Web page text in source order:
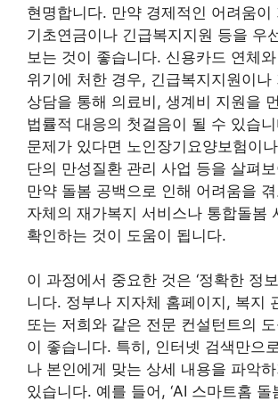
현명합니다. 만약 경제적인 어려움이
기초연금이나 긴급복지지원 등을 우
보는 것이 좋습니다. 신용카드 연체
위기에 처한 경우, 긴급복지지원이나
상담을 통해 의료비, 생계비 지원을
법률적 대응의 첫걸음이 될 수 있습
문제가 있다면 노인장기요양보험이
단의 만성질환 관리 사업 등을 살펴
만약 돌봄 공백으로 인해 어려움을
자체의 재가복지 서비스나 통합돌봄
확인하는 것이 도움이 됩니다.
이 과정에서 중요한 것은 ‘정확한 정
니다. 정부나 지자체 홈페이지, 복지
또는 저희와 같은 전문 컨설턴트의
이 좋습니다. 특히, 인터넷 검색만으
나 본인에게 맞는 상세 내용을 파악
있습니다. 예를 들어, ‘AI 스마트홈 돌